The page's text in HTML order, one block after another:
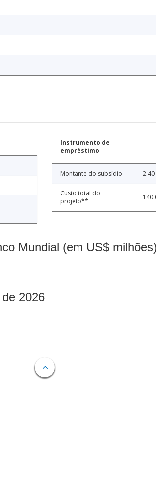
Instrumento de
empréstimo
Montante do subsídio 2.40
Custo total do
projeto**
Mundial (em US$
2026